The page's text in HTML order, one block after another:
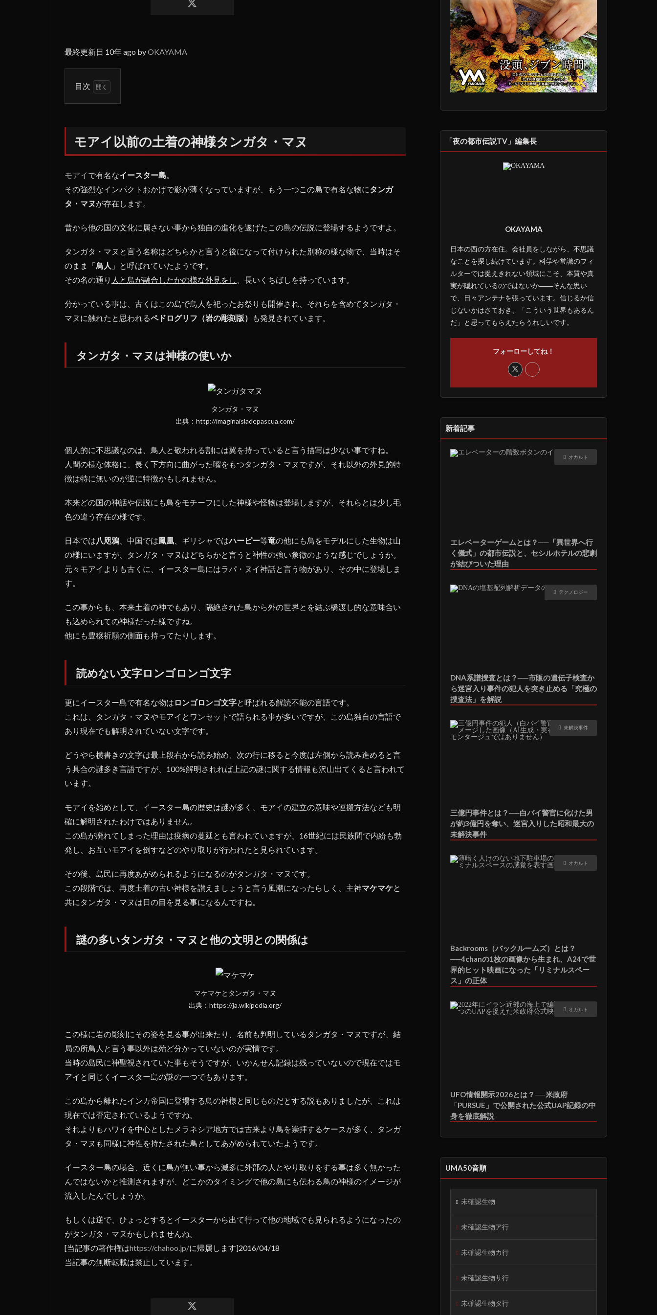
最終更新日 10年 ago byOKAYAMA
目次
土着
の神
ンガ
マヌ
タン
ガ
マヌ
は神
使い
読め
ロン
タ・
マヌ
と他
の文
の関
係は
モアイ以前の土着の神様タンガタ・マヌ
モアイ で有名なイースター島
その強烈なインパクトおかげで影が薄くなっていますが、もう一つこの島で有名な物にタンガ
タ・マヌが存在します。
昔から他の国の文化に属さない事から独自の進化を遂げたこの島の伝説に登場するようですよ。
タンガタ・マヌと言う名称はどちらかと言うと後になって付けられた別称の様な物で、当時はそ
のまま「鳥人 」と呼ばれていたようです。
その名の通り 人と鳥が融合したかの様な外見をし 、長いくちばしを持っています。
分かっている事は、古くはこの島で鳥人を祀ったお祭りも開催され、それらを含めてタンガタ・
マヌに触れたと思われるペドログリフ（岩の彫刻版） も発見されています。
タンガタ・マヌは神様の使いか
タンガタ・マヌ
出典：http://imaginaisladepascua.com/
個人的に不思議なのは、鳥人と敬われる割には翼を持っていると言う描写は少ない事ですね。
人間の様な体格に、長く下方向に曲がった嘴をもつタンガタ・マヌですが、それ以外の外見的特
徴は特に無いのが逆に特徴かもしれません。
本来どの国の神話や伝説にも鳥をモチーフにした神様や怪物は登場しますが、それらとは少し毛
色の違う存在の様です。
日本では 八咫鴉 、中国では鳳凰 、ギリシャではハーピー等竜の他にも鳥をモデルにした生物は山
の様にいますが、タンガタ・マヌはどちらかと言うと神性の強い象徴のような感じでしょうか。
元々モアイよりも古くに、イースター島にはラパ・ヌイ神話と言う物があり、その中に登場しま
す。
この事からも、本来土着の神でもあり、隔絶された島から外の世界とを結ぶ橋渡し的な意味合い
も込められての神様だった様ですね。
他にも豊穣祈願の側面も持ってたりします。
読めない文字ロンゴロンゴ文字
更にイースター島で有名な物は ロンゴロンゴ文字と呼ばれる解読不能の言語です。
これは、タンガタ・マヌやモアイとワンセットで語られる事が多いですが、この島独自の言語で
あり現在でも解明されていない文字です。
どうやら横書きの文字は最上段右から読み始め、次の行に移ると今度は左側から読み進めると言
う具合の謎多き言語ですが、100%解明されれば上記の謎に関する情報も沢山出てくると言われて
います。
モアイを始めとして、イースター島の歴史は謎が多く、モアイの建立の意味や運搬方法なども明
確に解明されたわけではありません。
この島が廃れてしまった理由は疫病の蔓延とも言われていますが、16世紀には民族間で内紛も勃
発し、お互いモアイを倒すなどのやり取りが行われたと見られています。
その後、島民に再度あがめられるようになるのがタンガタ・マヌです。
この段階では、再度土着の古い神様を讃えましょうと言う風潮になったらしく、主神マケマケと
共にタンガタ・マヌは日の目を見る事になるんですね。
謎の多いタンガタ・マヌと他の文明との関係は
マケマケとタンガタ・マヌ
出典：https://ja.wikipedia.org/
この様に岩の彫刻にその姿を見る事が出来たり、名前も判明しているタンガタ・マヌですが、結
局の所鳥人と言う事以外は殆ど分かっていないのが実情です。
当時の島民に神聖視されていた事もそうですが、いかんせん記録は残っていないので現在ではモ
アイと同じくイースター島の謎の一つでもあります。
この島から離れたインカ帝国に登場する鳥の神様と同じものだとする説もありましたが、これは
現在では否定されているようですね。
それよりもハワイを中心としたメラネシア地方では古来より鳥を崇拝するケースが多く、タンガ
タ・マヌも同様に神性を持たされた鳥としてあがめられていたようです。
イースター島の場合、近くに島が無い事から滅多に外部の人とやり取りをする事は多く無かった
んではないかと推測されますが、どこかのタイミングで他の島にも伝わる鳥の神様のイメージが
流入したんでしょうか。
もしくは逆で、ひょっとするとイースターから出て行って他の地域でも見られるようになったの
がタンガタ・マヌかもしれませんね。
[当記事の著作権はhttps://chahoo.jp/に帰属します]2016/04/18
当記事の無断転載は禁止しています。
「夜の都市伝説TV」編集長
OKAYAMA
日本の西の方在住。会社員をしながら、不思議
なことを探し続けています。科学や常識のフィ
ルターでは捉えきれない領域にこそ、本質や真
実が隠れているのではないか――そんな思い
で、日々アンテナを張っています。信じるか信
じないかはさておき、「こういう世界もあるん
だ」と思ってもらえたらうれしいです。
フォーローしてね！
新着記事
オカルト
エレベーターゲームとは？──「異世界へ行
く儀式」の都市伝説と、セシルホテルの悲劇
が結びついた理由
テクノロジー
DNA系譜捜査とは？──市販の遺伝子検査か
ら迷宮入り事件の犯人を突き止める「究極の
捜査法」を解説
未解決事件
三億円事件とは？──白バイ警官に化けた男
が約3億円を奪い、迷宮入りした昭和最大の
未解決事件
オカルト
Backrooms（バックルームズ）とは？
──4chanの1枚の画像から生まれ、A24で世
界的ヒット映画になった「リミナルスペー
ス」の正体
オカルト
UFO情報開示2026とは？──米政府
「PURSUE」で公開された公式UAP記録の中
身を徹底解説
UMA50音順
未確認生物
未確認生物ア行
未確認生物カ行
未確認生物サ行
未確認生物タ行